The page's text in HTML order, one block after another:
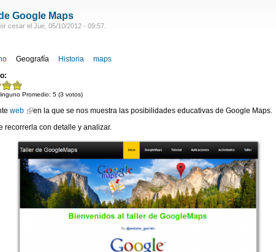
Google Maps
cesar el Jue, 05/10/2012 - 09:57.
Geografía Historia
maps
Promedio:5 (3 votos)
web
en la que se nos muestra las posibilidades educativas de Google Maps.
recorrerla con detalle y analizar.